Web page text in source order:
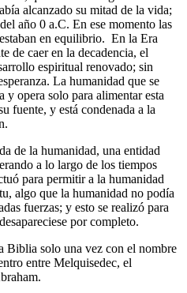
alcanzado su mitad de la vida;
año 0 a.C. En ese momento las
en equilibrio. En la Era
de caer en la decadencia, el
espiritual renovado; sin
La humanidad que se
opera solo para alimentar esta
fuente, y está condenada a la
de la humanidad, una entidad
a lo largo de los tiempos
para permitir a la humanidad
algo que la humanidad no podía
fuerzas; y esto se realizó para
por completo.
Biblia solo una vez con el nombre
entre Melquisedec, el